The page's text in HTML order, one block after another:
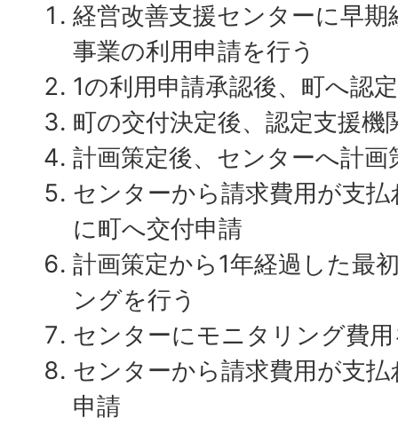
経営改善支援センターに早期
事業の利用申請を行う
1の利用申請承認後、町へ認
町の交付決定後、認定支援
計画策定後、センターへ計画
センターから請求費用が支
に町へ交付申請
計画策定から1年経過した最
ングを行う
センターにモニタリング費
センターから請求費用が支
申請